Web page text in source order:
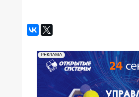
РЕКЛАМА